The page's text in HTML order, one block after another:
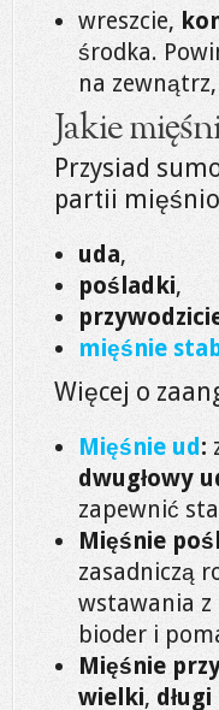
wreszcie,
środka.
na
Jakie
Przysiad
partii
uda,
pośladki,
mięśnie
Więcej o
Mięśnie ud :
dwugłowy
zapewnić
Mięśnie
zasadniczą
wstawania z
bioder i
Mięśnie
wielki, długi